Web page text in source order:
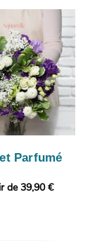
votre
la possibilité de
puisque
livraison sera
qui vous
avec un
encore plus
Parfumé
de 39,90 €